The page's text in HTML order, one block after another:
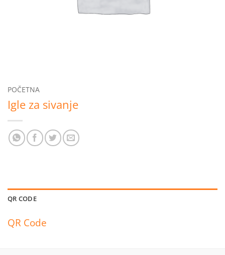
POČETNA
Igle za sivanje
QR CODE
QR Code